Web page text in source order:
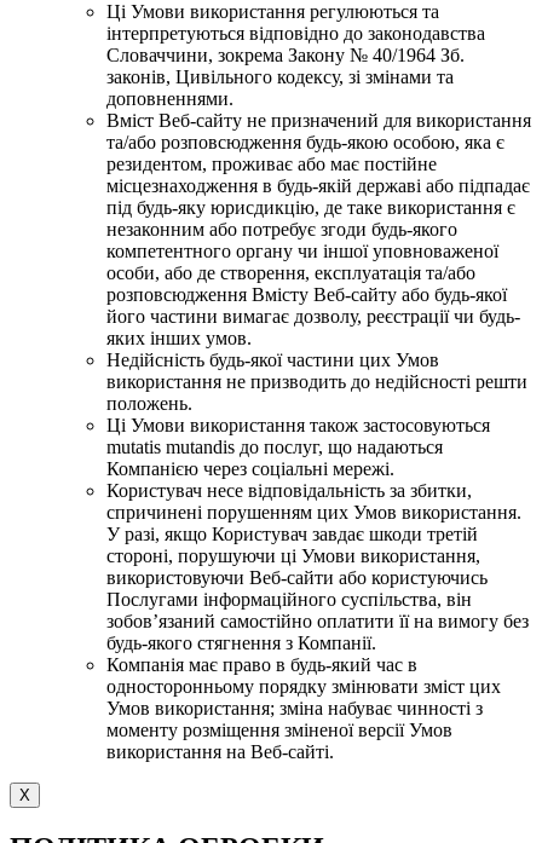
Ці Умови використання регулюються та
інтерпретуються відповідно до законодавства
Словаччини, зокрема Закону № 40/1964 Зб.
законів, Цивільного кодексу, зі змінами та
доповненнями.
Вміст Веб-сайту не призначений для використання
та/або розповсюдження будь-якою особою, яка є
резидентом, проживає або має постійне
місцезнаходження в будь-якій державі або підпадає
під будь-яку юрисдикцію, де таке використання є
незаконним або потребує згоди будь-якого
компетентного органу чи іншої уповноваженої
особи, або де створення, експлуатація та/або
розповсюдження Вмісту Веб-сайту або будь-якої
його частини вимагає дозволу, реєстрації чи будь-
яких інших умов.
Недійсність будь-якої частини цих Умов
використання не призводить до недійсності решти
положень.
Ці Умови використання також застосовуються
mutatis mutandis до послуг, що надаються
Компанією через соціальні мережі.
Користувач несе відповідальність за збитки,
спричинені порушенням цих Умов використання.
У разі, якщо Користувач завдає шкоди третій
стороні, порушуючи ці Умови використання,
використовуючи Веб-сайти або користуючись
Послугами інформаційного суспільства, він
зобов’язаний самостійно оплатити її на вимогу без
будь-якого стягнення з Компанії.
Компанія має право в будь-який час в
односторонньому порядку змінювати зміст цих
Умов використання; зміна набуває чинності з
моменту розміщення зміненої версії Умов
використання на Веб-сайті.
X